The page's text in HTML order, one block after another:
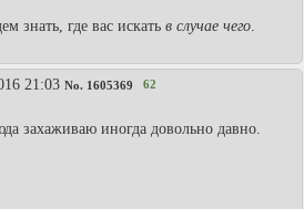
знать, где вас искать в случае чего
21:03 No. 1605369 62
захаживаю иногда довольно давно.